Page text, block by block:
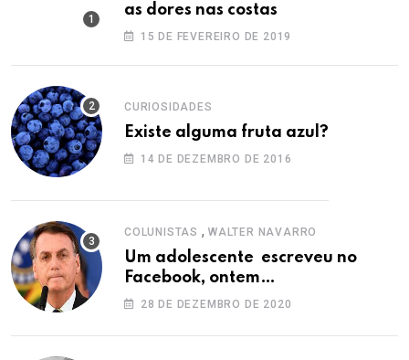
as dores nas costas
15 DE FEVEREIRO DE 2019
CURIOSIDADES
Existe alguma fruta azul?
14 DE DEZEMBRO DE 2016
COLUNISTAS , WALTER NAVARRO
Um adolescente escreveu no
Facebook, ontem…
28 DE DEZEMBRO DE 2020